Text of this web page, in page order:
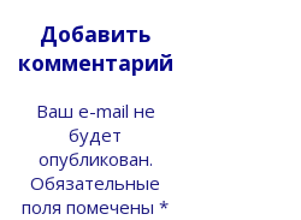
Добавить
комментарий
Ваш e-mail не
будет
опубликован.
Обязательные
поля помечены *